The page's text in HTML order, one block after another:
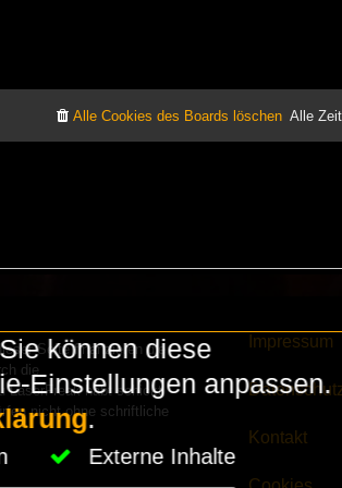
Alle
Alle Cookies des Boards löschen
Seite finanzieren die
die
LaserFreak habt schickt
nicht ohne schriftliche
Impressum
Kontakt
können diese
Einstellungen anpassen.
.
Externe Inhalte